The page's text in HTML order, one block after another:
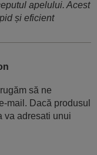
apelului. Acest
și eficient
să ne
mail. Dacă produsul
va adresati unui